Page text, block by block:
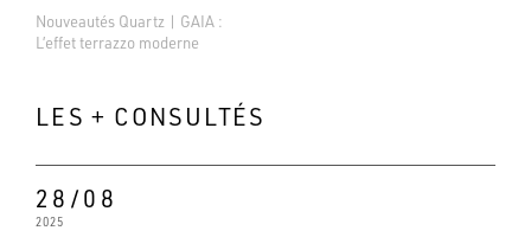
Nouveautés Quartz | GAIA :
L’effet terrazzo moderne
LES + CONSULTÉS
28/08
2025